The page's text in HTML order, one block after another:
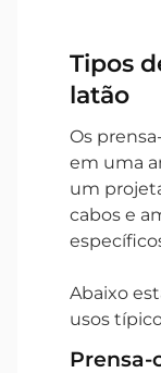
Tipos
latão
Os
em uma
um
cabos e
Abaixo
usos
Prensa-